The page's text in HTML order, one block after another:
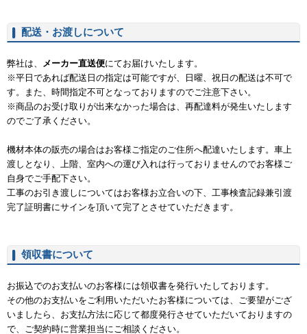
配送・お渡しについて
弊社は、 メーカー直送便にてお届けいたします。
※平日であれば配送日の指定は可能ですが、日曜、祝日の配送は不可で
す。また、時間指定不可となっておりますのでご注意下さい。
※商品のお受け取りが出来なかった場合は、再配達料が発生いたします
のでご了承ください。
機材本体の販売の場合はお客様ご指定のご住所へ配達いたします。車上
渡しとなり、上階、室内への運び入れは行っておりませんのでお客様ご
自身でご手配下さい。
工事のお引き渡しについてはお客様お立合いの下、工事検査記録兼引渡
完了証明書にサインを頂いて完了とさせていただきます。
領収書について
お振込でのお支払いのお客様には領収書を発行いたしております。
その他のお支払いをご利用いただいたお客様については、ご要望がござ
いましたら、お支払方法に応じて都度発行させていただいておりますの
で、ご契約時に営業担当にご相談ください。